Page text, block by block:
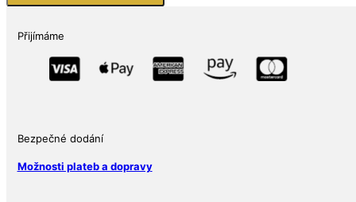
mince
Koně
Ag
Přijímáme
Bezpečné dodání
Možnosti plateb a dopravy